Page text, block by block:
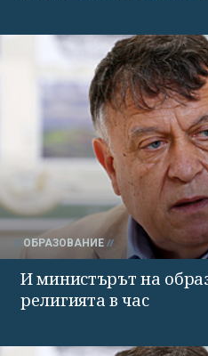
ОБРАЗОВАНИЕ
И министърът на
религията в час